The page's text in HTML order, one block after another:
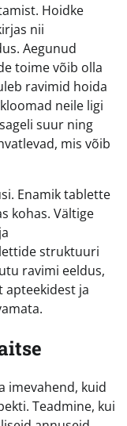
Hoidke
nii
Aegunud
toime võib olla
ravimid hoida
neile ligi
suur ning
mis võib
Enamik tablette
kohas. Vältige
struktuuri
ravimi eeldus,
apteekidest ja
imevahend, kuid
Teadmine, kui